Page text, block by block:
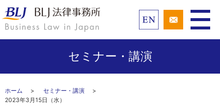
セミナー・講演
ホーム
セミナー・講演
2023年3月15日（水）